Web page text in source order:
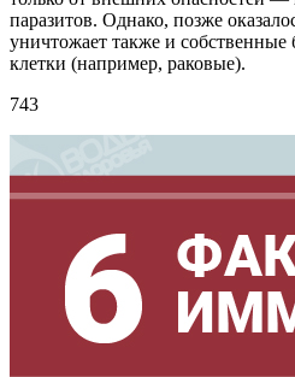
паразитов. Однако, позже
уничтожает также и
клетки (например, раковые).
743